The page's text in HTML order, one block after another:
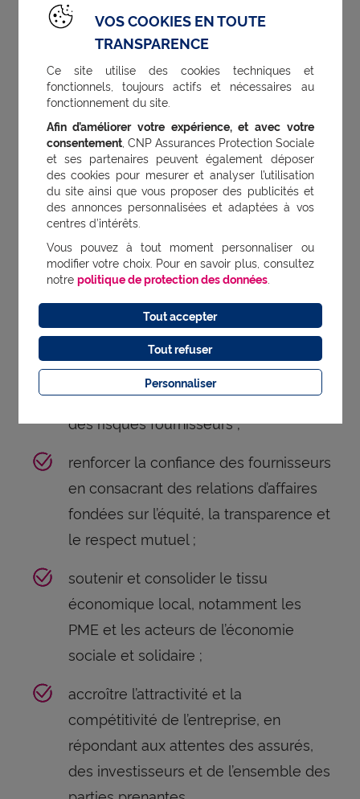
L’obtention du label RFAR permet à CNP
Assurances Protection Sociale de :
renforcer sa démarche Achats dans
une logique d’amélioration continue, le
label étant attribué pour une durée de
trois ans, avec des audits de suivi
annuels ;
intégrer pleinement les principes du
développement durable à toutes les
étapes du processus achats, de
l’expression du besoin à la fin de vie
des produits et services ;
contribuer à une meilleure maîtrise
des risques fournisseurs ;
renforcer la confiance des fournisseurs
en consacrant des relations d’affaires
fondées sur l’équité, la transparence et
le respect mutuel ;
soutenir et consolider le tissu
économique local, notamment les
PME et les acteurs de l’économie
sociale et solidaire ;
accroître l’attractivité et la
compétitivité de l’entreprise, en
répondant aux attentes des assurés,
des investisseurs et de l’ensemble des
VOS COOKIES EN TOUTE
TRANSPARENCE
Ce site utilise des cookies techniques et
fonctionnels, toujours actifs et nécessaires au
fonctionnement du site.
Afin d’améliorer votre expérience, et avec votre
consentement, CNP Assurances Protection Sociale
et ses partenaires peuvent également déposer
des cookies pour mesurer et analyser l’utilisation
du site ainsi que vous proposer des publicités et
des annonces personnalisées et adaptées à vos
centres d’intérêts.
Vous pouvez à tout moment personnaliser ou
modifier votre choix. Pour en savoir plus, consultez
notre politique de protection des données.
Personnaliser
Tout refuser
Tout accepter